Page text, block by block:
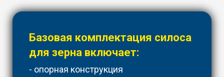
Базовая комплектация силоса
для зерна включает:
- опорная конструкция